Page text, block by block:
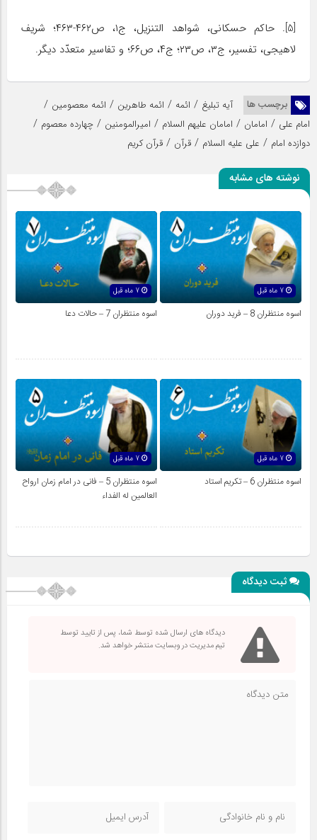
[5]. حاکم حسکانی، شواهد التنزیل، ج۱، ص۴۶۲-۴۶۳؛ شریف
لاهیجی، تفسیر، ج۳، ص۲۳؛ ج۴، ص۶۶؛ و تفاسیر متعدّد دیگر.
برچسب ها آیه تبلیغ / ائمه / ائمه طاهرین / ائمه معصومین /
امام علی / امامان / امامان علیهم السلام / امیرالمومنین / چهارده معصوم /
دوازده امام / علی علیه السلام / قرآن / قرآن کریم
نوشته های مشابه
7 ماه قبل
اسوه منتظران 8 – فرید دوران اسوه منتظران 7 – حالات دعا
7 ماه قبل
اسوه منتظران 6 – تکریم استاد
اسوه منتظران 5 – فانی در امام زمان ارواح
العالمين له الفداء
ثبت دیدگاه
دیدگاه های ارسال شده توسط شما، پس از تایید توسط
تیم مدیریت در وبسایت منتشر خواهد شد.